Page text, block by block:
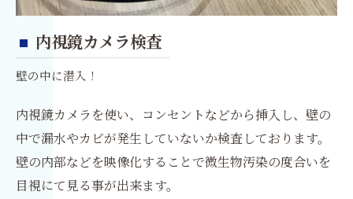
内視鏡カメラ検査
壁の中に潜入！
内視鏡カメラを使い、コンセントなどから挿入し、壁の
中で漏水やカビが発生していないか検査しております。
壁の内部などを映像化することで微生物汚染の度合いを
目視にて見る事が出来ます。